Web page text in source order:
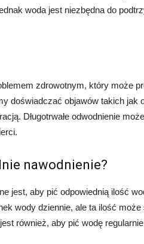
woda jest niezbędna do
zdrowotnym, który może
doświadczać objawów takich jak
Długotrwałe odwodnienie
nawodnienie?
jest, aby pić odpowiednią ilość
wody dziennie, ale ta ilość
również, aby pić wodę